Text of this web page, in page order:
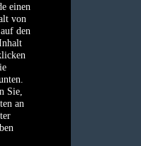
einen
von
den
Sie,
an